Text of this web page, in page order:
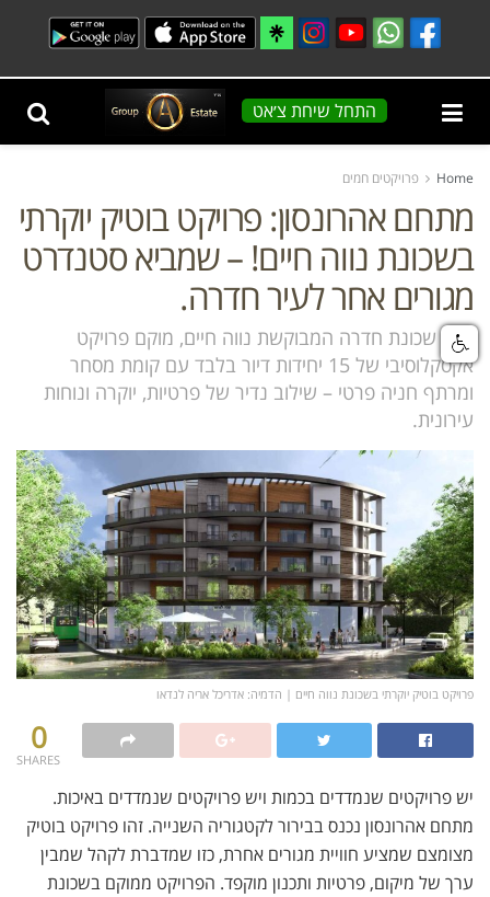
התחל שיחת צ׳אט
Home פרויקטים חמים
מתחם אהרונסון: פרויקט בוטיק יוקרתי
בשכונת נווה חיים! – שמביא סטנדרט
מגורים אחר לעיר חדרה.
בלב שכונת חדרה המבוקשת נווה חיים, מוקם פרויקט
אקסקלוסיבי של 15 יחידות דיור בלבד עם קומת מסחר
ומרתף חניה פרטי – שילוב נדיר של פרטיות, יוקרה ונוחות
עירונית.
פרויקט בוטיק יוקרתי בשכונת נווה חיים | הדמיה: אדריכל אריה לנדאו
0
SHARES
יש פרויקטים שנמדדים בכמות ויש פרויקטים שנמדדים באיכות.
מתחם אהרונסון נכנס בבירור לקטגוריה השנייה. זהו פרויקט בוטיק
מצומצם שמציע חוויית מגורים אחרת, כזו שמדברת לקהל שמבין
ערך של מיקום, פרטיות ותכנון מוקפד. הפרויקט ממוקם בשכונת